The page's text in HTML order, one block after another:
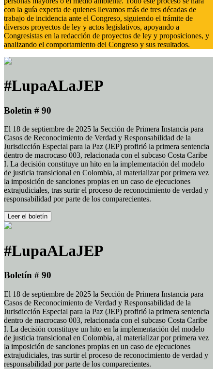
con la guía experta de quienes llevamos más de tres décadas de
trabajo de incidencia ante el Congreso, siguiendo el trámite de
diversos proyectos de ley y actos legislativos, apoyando a
Congresistas en la redacción de proyectos de ley y proposiciones, y
analizando el comportamiento del Congreso y sus resultados.
#LupaALaJEP
Boletín # 90
El 18 de septiembre de 2025 la Sección de Primera Instancia para
Casos de Reconocimiento de Verdad y Responsabilidad de la
Jurisdicción Especial para la Paz (JEP) profirió la primera sentencia
dentro de macrocaso 003, relacionada con el subcaso Costa Caribe
I. La decisión constituye un hito en la implementación del modelo
de justicia transicional en Colombia, al materializar por primera vez
la imposición de sanciones propias en un caso de ejecuciones
extrajudiciales, tras surtir el proceso de reconocimiento de verdad y
responsabilidad por parte de los comparecientes.
Leer el boletín
#LupaALaJEP
Boletín # 90
El 18 de septiembre de 2025 la Sección de Primera Instancia para
Casos de Reconocimiento de Verdad y Responsabilidad de la
Jurisdicción Especial para la Paz (JEP) profirió la primera sentencia
dentro de macrocaso 003, relacionada con el subcaso Costa Caribe
I. La decisión constituye un hito en la implementación del modelo
de justicia transicional en Colombia, al materializar por primera vez
la imposición de sanciones propias en un caso de ejecuciones
extrajudiciales, tras surtir el proceso de reconocimiento de verdad y
responsabilidad por parte de los comparecientes.